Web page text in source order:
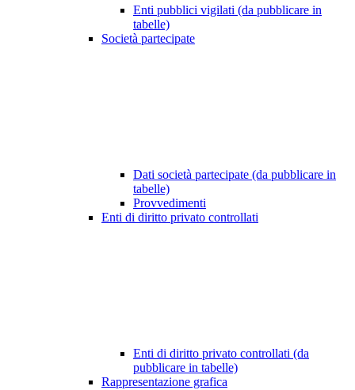
Enti pubblici vigilati (da pubblicare in
tabelle)
Società partecipate
Dati società partecipate (da pubblicare in
tabelle)
Provvedimenti
Enti di diritto privato controllati
Enti di diritto privato controllati (da
pubblicare in tabelle)
Rappresentazione grafica